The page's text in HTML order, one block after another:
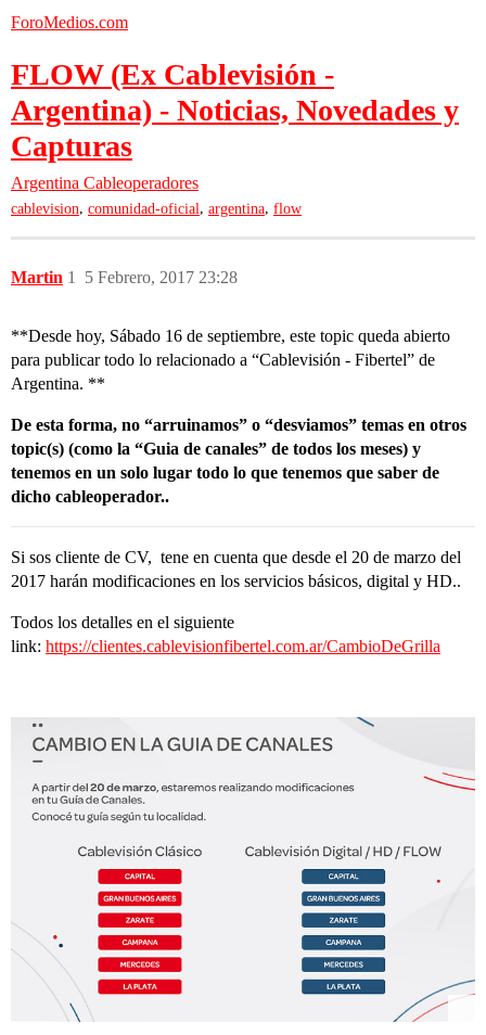
ForoMedios.com
FLOW (Ex Cablevisión -
Argentina) - Noticias, Novedades y
Capturas
Argentina Cableoperadores
cablevision, comunidad-oficial, argentina, flow
Martin 5 Febrero, 2017 23:28
1
**Desde hoy, Sábado 16 de septiembre, este topic queda abierto
para publicar todo lo relacionado a “Cablevisión - Fibertel” de
Argentina. **
De esta forma, no “arruinamos” o “desviamos” temas en otros
topic(s) (como la “Guia de canales” de todos los meses) y
tenemos en un solo lugar todo lo que tenemos que saber de
dicho cableoperador..
Si sos cliente de CV, tene en cuenta que desde el 20 de marzo del
2017 harán modificaciones en los servicios básicos, digital y HD..
Todos los detalles en el siguiente
link: https://clientes.cablevisionfibertel.com.ar/CambioDeGrilla